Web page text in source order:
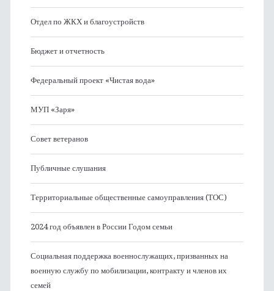
Отдел по ЖКХ и благоустройств
Бюджет и отчетность
Федеральный проект «Чистая вода»
МУП «Заря»
Совет ветеранов
Публичные слушания
Территориальные общественные самоуправления (ТОС)
2024 год объявлен в России Годом семьи
Социальная поддержка военнослужащих, призванных на
военную службу по мобилизации, контракту и членов их
семей